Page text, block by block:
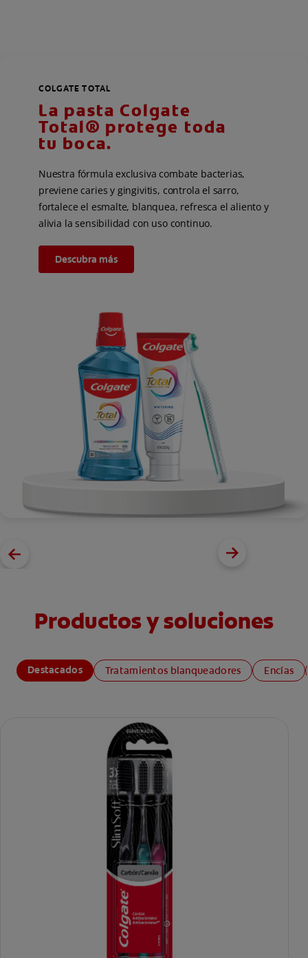
COLGATE TOTAL
La pasta Colgate
Total® protege toda
tu boca.
Nuestra fórmula exclusiva combate bacterias,
previene caries y gingivitis, controla el sarro,
fortalece el esmalte, blanquea, refresca el aliento y
alivia la sensibilidad con uso continuo.
Descubra más
Productos y soluciones
Destacados Tratamientos blanqueadores Encías